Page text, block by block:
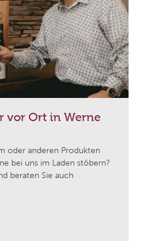
vor Ort in Werne
oder anderen Produkten
bei uns im Laden stöbern?
beraten Sie auch